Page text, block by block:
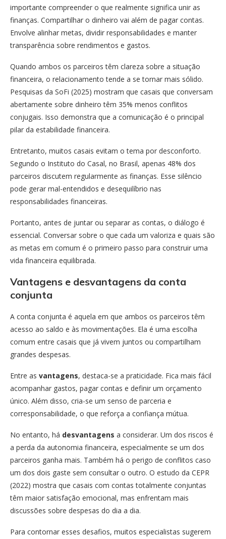
importante compreender o que realmente significa unir as
finanças. Compartilhar o dinheiro vai além de pagar contas.
Envolve alinhar metas, dividir responsabilidades e manter
transparência sobre rendimentos e gastos.
Quando ambos os parceiros têm clareza sobre a situação
financeira, o relacionamento tende a se tornar mais sólido.
Pesquisas da SoFi (2025) mostram que casais que conversam
abertamente sobre dinheiro têm 35% menos conflitos
conjugais. Isso demonstra que a comunicação é o principal
pilar da estabilidade financeira.
Entretanto, muitos casais evitam o tema por desconforto.
Segundo o Instituto do Casal, no Brasil, apenas 48% dos
parceiros discutem regularmente as finanças. Esse silêncio
pode gerar mal-entendidos e desequilíbrio nas
responsabilidades financeiras.
Portanto, antes de juntar ou separar as contas, o diálogo é
essencial. Conversar sobre o que cada um valoriza e quais são
as metas em comum é o primeiro passo para construir uma
vida financeira equilibrada.
Vantagens e desvantagens da conta
conjunta
A conta conjunta é aquela em que ambos os parceiros têm
acesso ao saldo e às movimentações. Ela é uma escolha
comum entre casais que já vivem juntos ou compartilham
grandes despesas.
Entre as vantagens, destaca-se a praticidade. Fica mais fácil
acompanhar gastos, pagar contas e definir um orçamento
único. Além disso, cria-se um senso de parceria e
corresponsabilidade, o que reforça a confiança mútua.
No entanto, há desvantagens a considerar. Um dos riscos é
a perda da autonomia financeira, especialmente se um dos
parceiros ganha mais. Também há o perigo de conflitos caso
um dos dois gaste sem consultar o outro. O estudo da CEPR
(2022) mostra que casais com contas totalmente conjuntas
têm maior satisfação emocional, mas enfrentam mais
discussões sobre despesas do dia a dia.
Para contornar esses desafios, muitos especialistas sugerem